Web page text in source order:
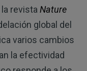
revista Nature
global del
varios cambios
la efectividad